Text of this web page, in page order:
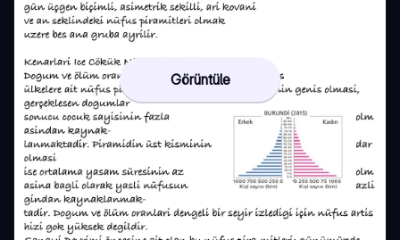
Görüntüle